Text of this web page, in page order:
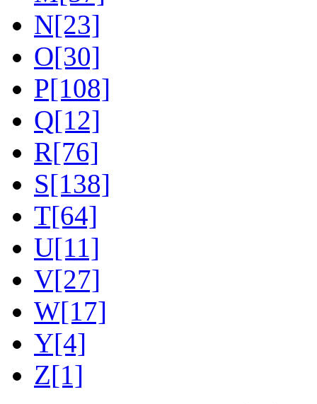
N[23]
O[30]
P[108]
Q[12]
R[76]
S[138]
T[64]
U[11]
V[27]
W[17]
Y[4]
Z[1]